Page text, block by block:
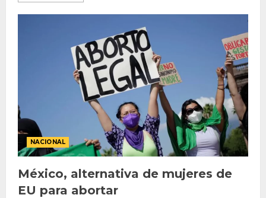
NACIONAL
México, alternativa de mujeres de
EU para abortar